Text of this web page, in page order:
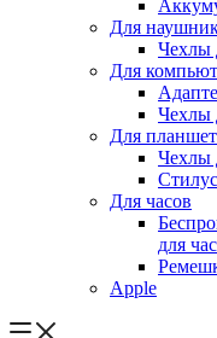
Для
Чехлы
Для
Чехлы
Для
Чехлы
Для часов
для
Apple